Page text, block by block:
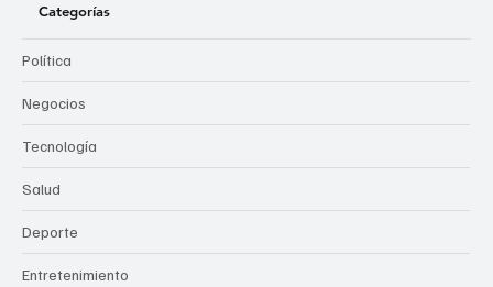
Categorías
Política
Negocios
Tecnología
Salud
Deporte
Entretenimiento